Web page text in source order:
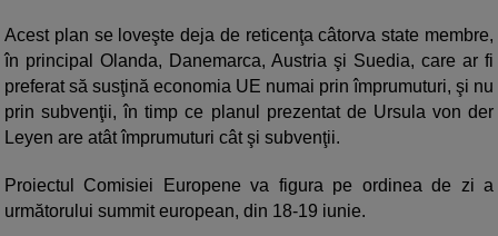
Acest plan se loveşte deja de reticenţa câtorva state membre,
în principal Olanda, Danemarca, Austria şi Suedia, care ar fi
preferat să susţină economia UE numai prin împrumuturi, şi nu
prin subvenţii, în timp ce planul prezentat de Ursula von der
Leyen are atât împrumuturi cât şi subvenţii.
Proiectul Comisiei Europene va figura pe ordinea de zi a
următorului summit european, din 18-19 iunie.